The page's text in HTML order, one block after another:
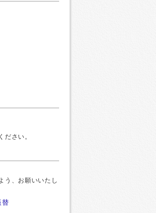
ださい。
う、お願いいたし
替